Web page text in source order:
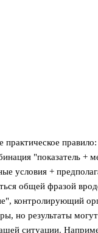
практическое
"показатель +
условия +
общей фразой
контролирующий
но результаты
ситуации.